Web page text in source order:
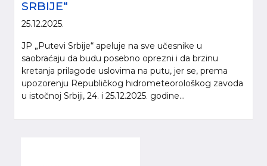
SRBIJE“
25.12.2025.
JP „Putevi Srbije“ apeluje na sve učesnike u
saobraćaju da budu posebno oprezni i da brzinu
kretanja prilagode uslovima na putu, jer se, prema
upozorenju Republičkog hidrometeorološkog zavoda
u istočnoj Srbiji, 24. i 25.12.2025. godine...